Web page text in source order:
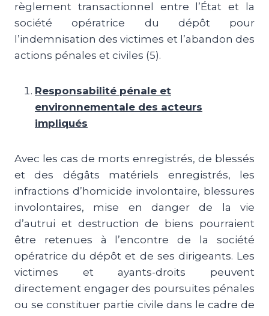
règlement transactionnel entre l’État et la
société opératrice du dépôt pour
l’indemnisation des victimes et l’abandon des
actions pénales et civiles (5).
Responsabilité pénale et
environnementale des acteurs
impliqués
Avec les cas de morts enregistrés, de blessés
et des dégâts matériels enregistrés, les
infractions d’homicide involontaire, blessures
involontaires, mise en danger de la vie
d’autrui et destruction de biens pourraient
être retenues à l’encontre de la société
opératrice du dépôt et de ses dirigeants. Les
victimes et ayants-droits peuvent
directement engager des poursuites pénales
ou se constituer partie civile dans le cadre de